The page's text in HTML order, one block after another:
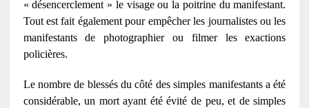
« désencerclement » le visage ou la poitrine du manifestant.
Tout est fait également pour empêcher les journalistes ou les
manifestants de photographier ou filmer les exactions
policières.
Le nombre de blessés du côté des simples manifestants a été
considérable, un mort ayant été évité de peu, et de simples